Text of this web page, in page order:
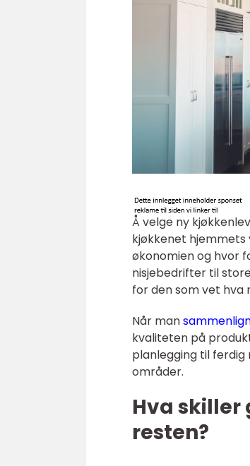
Å velge ny
kjøkkenet
økonomien og hvor
nisjebedrifter til
for den som vet hva
Når man
kvaliteten på
planlegging til
områder.
Hva skiller
resten?